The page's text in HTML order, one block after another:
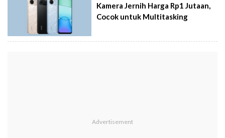
Kamera Jernih Harga Rp1 Jutaan,
Cocok untuk Multitasking